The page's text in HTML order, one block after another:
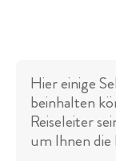
Hier einige
beinhalten
Reiseleiter
um Ihnen